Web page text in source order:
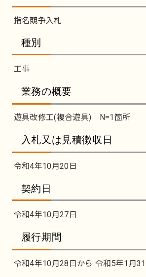
指名競争入札
種別
工事
業務の概要
遊具改修工(複合遊具) N=1箇所
入札又は見積徴収日
令和4年10月20日
契約日
令和4年10月27日
履行期間
令和4年10月28日から 令和5年1月